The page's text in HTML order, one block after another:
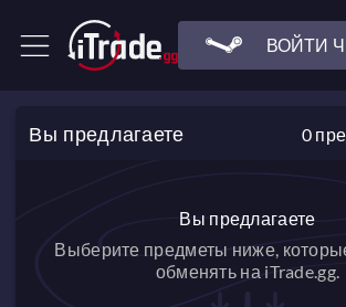
ВОЙТИ
Вы предлагаете 0
Вы предлагаете
Выберите предметы ниже,
обменять на iTrade.gg.